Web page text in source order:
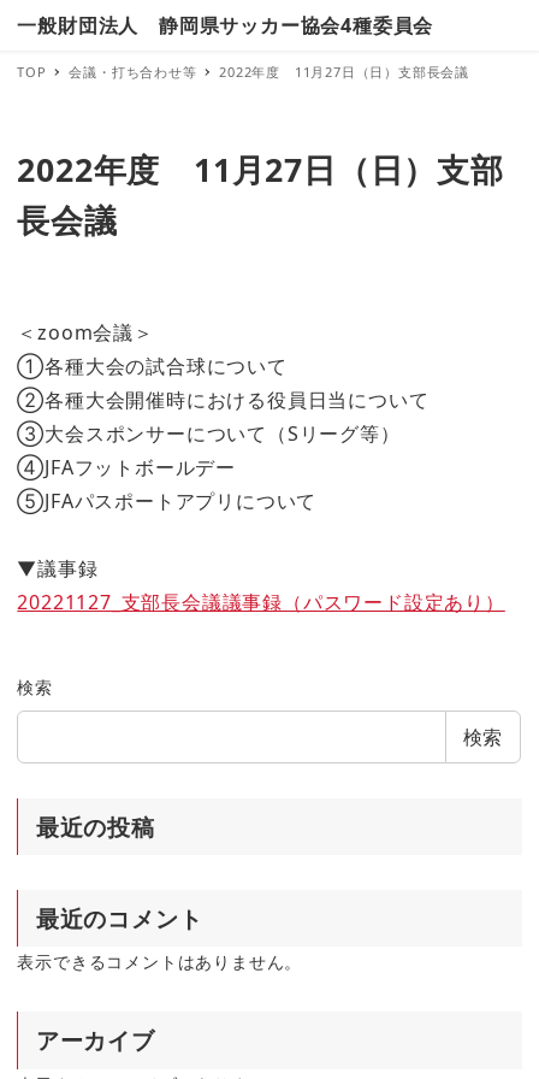
一般財団法人 静岡県サッカー協会4種委員会
TOP 会議・打ち合わせ等 2022年度 11月27日（日）支部長会議
2022年度 11月27日（日）支部
長会議
＜zoom会議＞
①各種大会の試合球について
②各種大会開催時における役員日当について
③大会スポンサーについて（Sリーグ等）
④JFAフットボールデー
⑤JFAパスポートアプリについて
▼議事録
20221127_支部長会議議事録（パスワード設定あり）
検索
検索
最近の投稿
最近のコメント
表示できるコメントはありません。
アーカイブ